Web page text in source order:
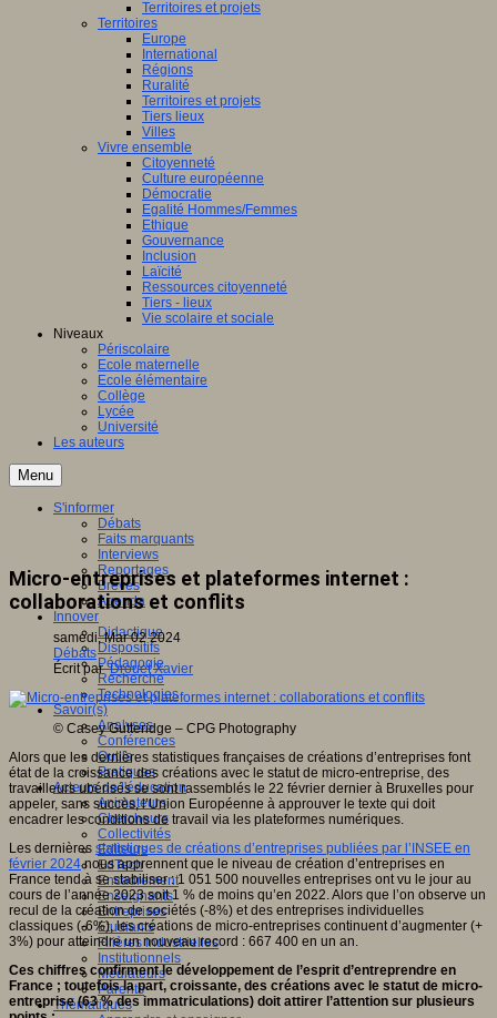
Territoires et projets
Territoires
Europe
International
Régions
Ruralité
Territoires et projets
Tiers lieux
Villes
Vivre ensemble
Citoyenneté
Culture européenne
Démocratie
Egalité Hommes/Femmes
Ethique
Gouvernance
Inclusion
Laïcité
Ressources citoyenneté
Tiers - lieux
Vie scolaire et sociale
Niveaux
Périscolaire
Ecole maternelle
Ecole élémentaire
Collège
Lycée
Université
Les auteurs
Menu
S'informer
Débats
Faits marquants
Interviews
Reportages
Brèves
Agenda
Innover
Didactique
Dispositifs
Pédagogie
Recherche
Technologies
Savoir(s)
Analyses
Conférences
Outils
Pratiques
Acteurs de l'éducation
Animateurs
Chercheurs
Collectivités
Editeurs
EdTech
Encadrement
Enseignants
Entreprises
Etudiants
Filières industrielles
Institutionnels
Médiateurs
Parents
Thématiques
Micro-entreprises et plateformes internet :
collaborations et conflits
samedi, Mar 02 2024
Débats
Écrit parDrouet Xavier
© Casey Gutteridge – CPG Photography
Alors que les dernières statistiques françaises de créations d’entreprises font
état de la croissance des créations avec le statut de micro-entreprise, des
travailleurs ubérisés se sont rassemblés le 22 février dernier à Bruxelles pour
appeler, sans succès, l’Union Européenne à approuver le texte qui doit
encadrer les conditions de travail via les plateformes numériques.
Les dernières statistiques de créations d’entreprises publiées par l’INSEE en
février 2024nous apprennent que le niveau de création d’entreprises en
France tend à se stabiliser : 1 051 500 nouvelles entreprises ont vu le jour au
cours de l’année 2023 soit 1 % de moins qu’en 2022. Alors que l’on observe un
recul de la création de sociétés (-8%) et des entreprises individuelles
classiques (-6%), les créations de micro-entreprises continuent d’augmenter (+
3%) pour atteindre un nouveau record : 667 400 en un an.
Ces chiffres confirment le développement de l’esprit d’entreprendre en
France ; toutefois la part, croissante, des créations avec le statut de micro-
entreprise (63 % des immatriculations) doit attirer l’attention sur plusieurs